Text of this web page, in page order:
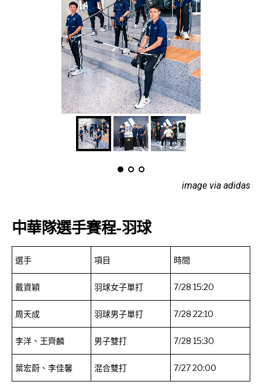
image via adidas
中華隊選手賽程-羽球
選手 項目 時間
戴資穎 羽球女子單打 7/28 15:20
周天成 羽球男子單打 7/28 22:10
李洋、王齊麟 男子雙打 7/28 15:30
葉宏蔚、李佳馨 混合雙打 7/27 20:00